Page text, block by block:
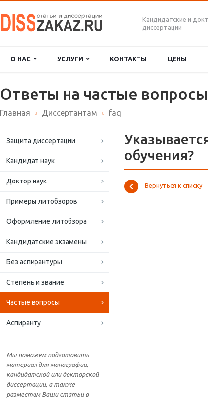
Кандидатские и
диссертации
О НАС УСЛУГИ КОНТАКТЫ ЦЕНЫ
Ответы на частые
Главная Диссертантам faq
Защита диссертации
Кандидат наук
Доктор наук
Примеры литобзоров
Оформление литобзора
Кандидатские экзамены
Без аспирантуры
Степень и звание
Частые вопросы
Аспиранту
Мы поможем подготовить
материал для монографии,
кандидатской или докторской
диссертации, а также
разместим Ваши статьи в
обучения?
Вернуться к списку